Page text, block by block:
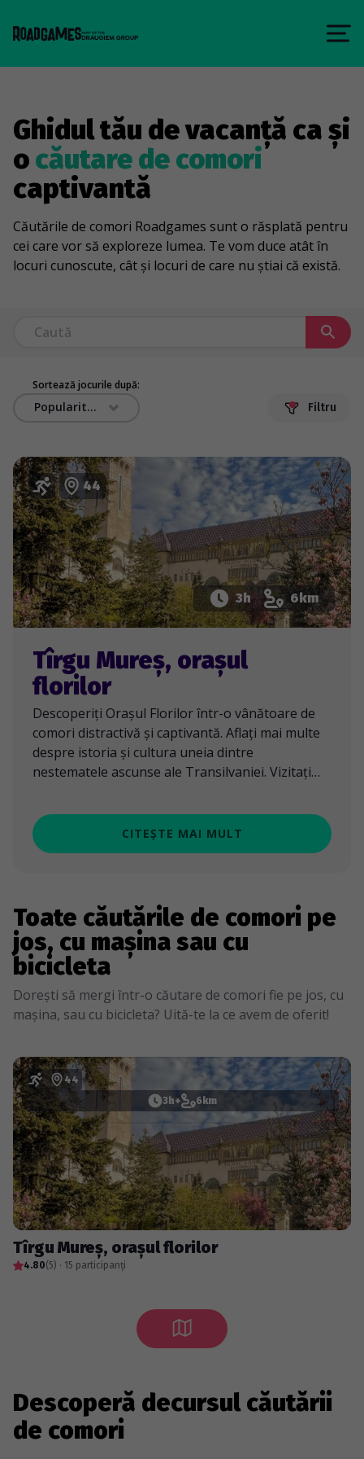
Ghidul tău de vacanță ca și
ocăutare de comori
captivantă
Căutările de comori Roadgames sunt o răsplată pentru
cei care vor să exploreze lumea. Te vom duce atât în
locuri cunoscute, cât și locuri de care nu știai că există.
Sortează jocurile după:
Popularitate Filtru
44
3h 6km
Tîrgu Mureș, orașul
florilor
Descoperiți Orașul Florilor într-o vânătoare de
comori distractivă și captivantă. Aflați mai multe
despre istoria și cultura uneia dintre
nestematele ascunse ale Transilvaniei. Vizitați
pierdeți-vă în atmosfera medievală a clădirilor.
Vedeți "Cocoșul de Aur", un monument istoric
proaspăt renovat, vizitați Cetatea Medievală și
orașului și bucurați-vă de vederea Primăriei și
Palatului Culturii. Experimentați orașul Tîrgu
Mureș și asigurați-vă că îi aduceți și pe alții.
Sunteți pregătiți pentru o aventură de neuitat?
CITEȘTE MAI MULT
Toate căutările de comori pe
jos, cu mașina sau cu
bicicleta
Dorești să mergi într-o căutare de comori fie pe jos, cu
mașina, sau cu bicicleta? Uită-te la ce avem de oferit!
44
3h+
6km
Tîrgu Mureș, orașul florilor
4.80(5) · 15 participanți
Descoperă decursul căutării
de comori